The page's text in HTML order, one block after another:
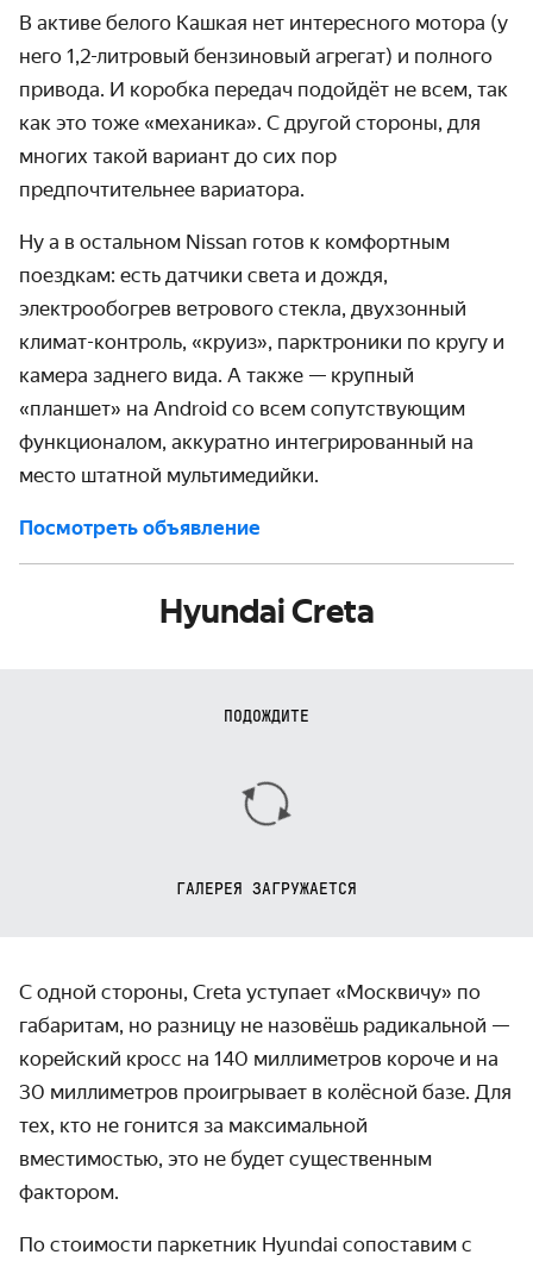
В активе белого Кашкая нет интересного мотора (у
него 1,2-литровый бензиновый агрегат) и полного
привода. И коробка передач подойдёт не всем, так
как это тоже «механика». С другой стороны, для
многих такой вариант до сих пор
предпочтительнее вариатора.
Ну а в остальном Nissan готов к комфортным
поездкам: есть датчики света и дождя,
электрообогрев ветрового стекла, двухзонный
климат-контроль, «круиз», парктроники по кругу и
камера заднего вида. А также — крупный
«планшет» на Android со всем сопутствующим
функционалом, аккуратно интегрированный на
место штатной мультимедийки.
Посмотреть объявление
Hyundai Creta
ПОДОЖДИТЕ
ГАЛЕРЕЯ ЗАГРУЖАЕТСЯ
С одной стороны, Creta уступает «Москвичу» по
габаритам, но разницу не назовёшь радикальной —
корейский кросс на 140 миллиметров короче и на
30 миллиметров проигрывает в колёсной базе. Для
тех, кто не гонится за максимальной
вместимостью, это не будет существенным
фактором.
По стоимости паркетник Hyundai сопоставим с